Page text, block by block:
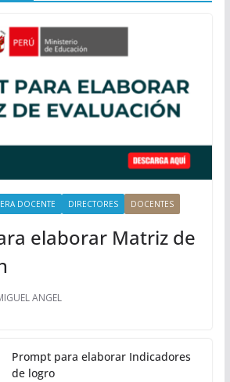
DOCENTE DIRECTORES DOCENTES
elaborar Matriz de
ANGEL
Prompt para elaborar Indicadores
de logro